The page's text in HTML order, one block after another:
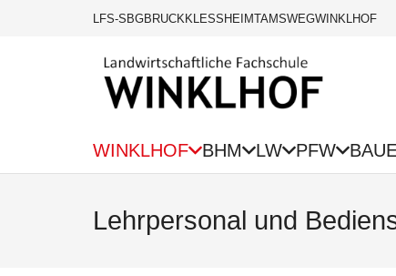
LFS-SBGBRUCKKLESSHEIMTAMSWEGWINKLHOF
WINKLHOF BHM LW PFW
Lehrpersonal und